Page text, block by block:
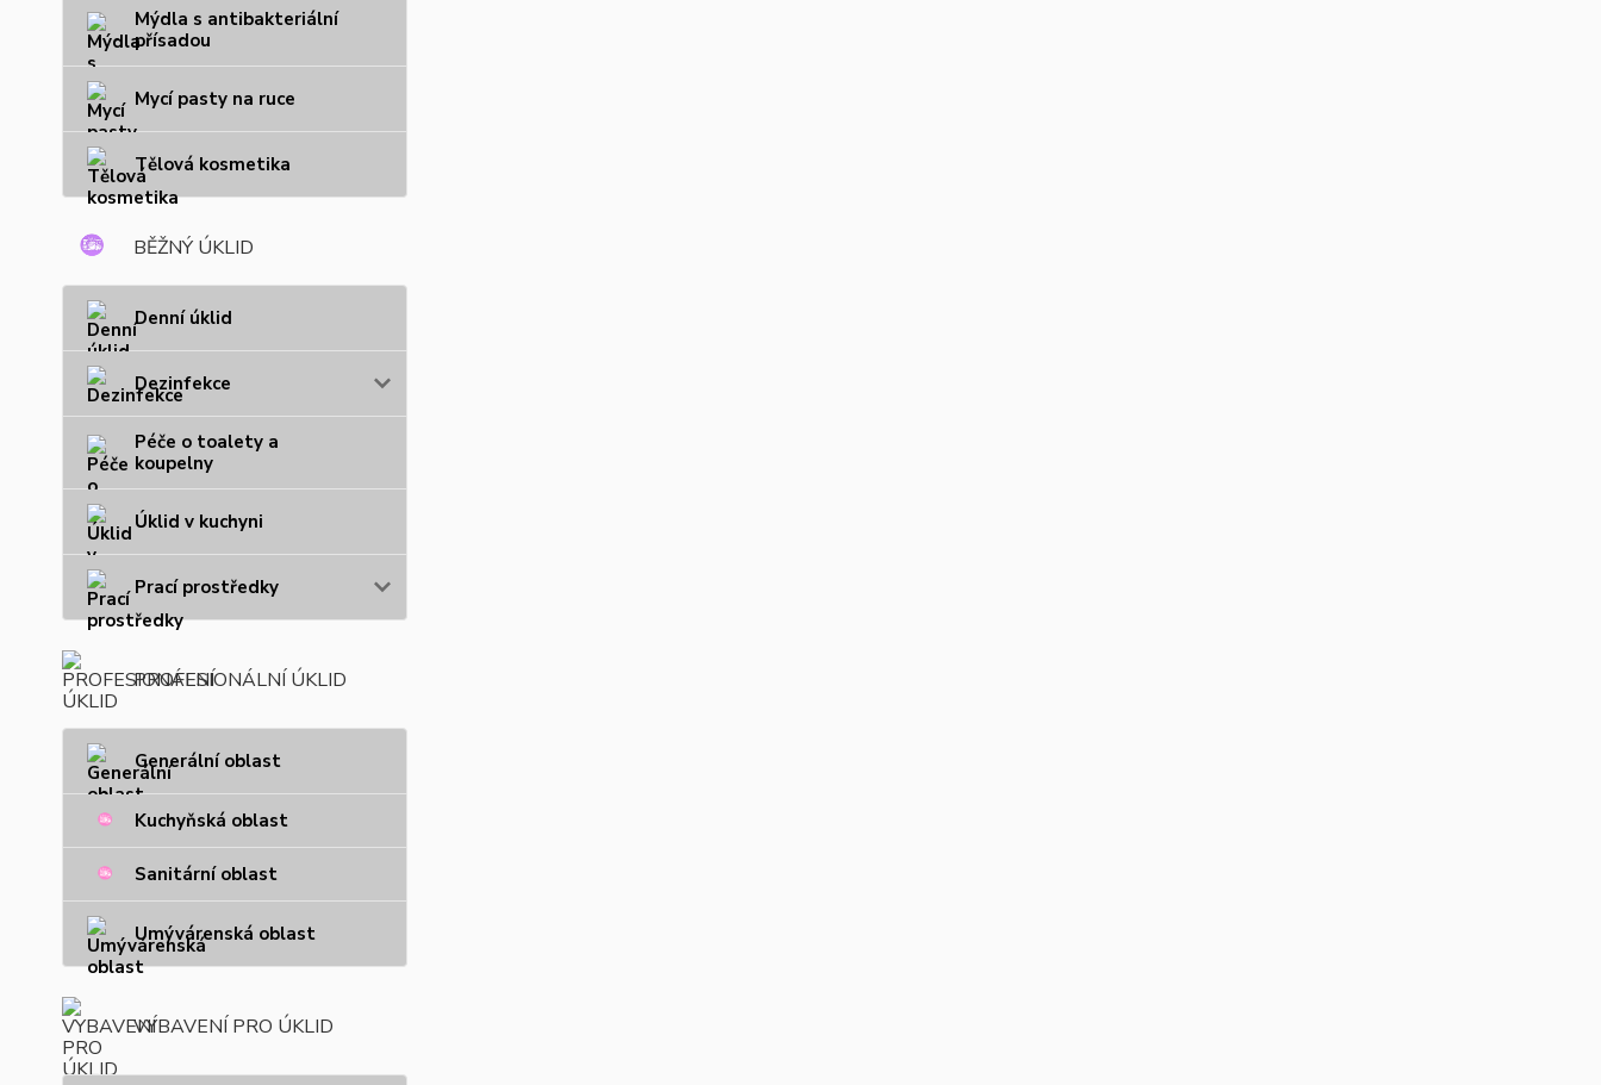
Mýdla s antibakteriální
přísadou
Mycí pasty na ruce
Tělová kosmetika
BĚŽNÝ ÚKLID
Denní úklid
Dezinfekce
Péče o toalety a
koupelny
Úklid v kuchyni
Prací prostředky
PROFESIONÁLNÍ ÚKLID
Generální oblast
Kuchyňská oblast
Sanitární oblast
Umývárenská oblast
VYBAVENÍ PRO ÚKLID